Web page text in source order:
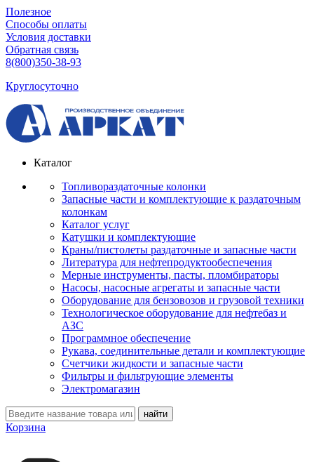
Полезное
Способы оплаты
Условия доставки
Обратная связь
8(800)350-38-93
Круглосуточно
Каталог
Топливораздаточные колонки
Запасные части и комплектующие к раздаточным
колонкам
Каталог услуг
Катушки и комплектующие
Краны/пистолеты раздаточные и запасные части
Литература для нефтепродуктообеспечения
Мерные инструменты, пасты, пломбираторы
Насосы, насосные агрегаты и запасные части
Оборудование для бензовозов и грузовой техники
Технологическое оборудование для нефтебаз и
АЗС
Программное обеспечение
Рукава, соединительные детали и комплектующие
Счетчики жидкости и запасные части
Фильтры и фильтрующие элементы
Электромагазин
Корзина